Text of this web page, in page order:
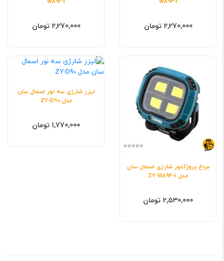
2,270,000 تومان 2,270,000 تومان
چراغ پروژکتور شارژی اسمال سان
مدل ZY-W894-1
2,530,000 تومان
لیزر شارژی سه نور اسمال سان
مدل ZY-D90
1,770,000 تومان